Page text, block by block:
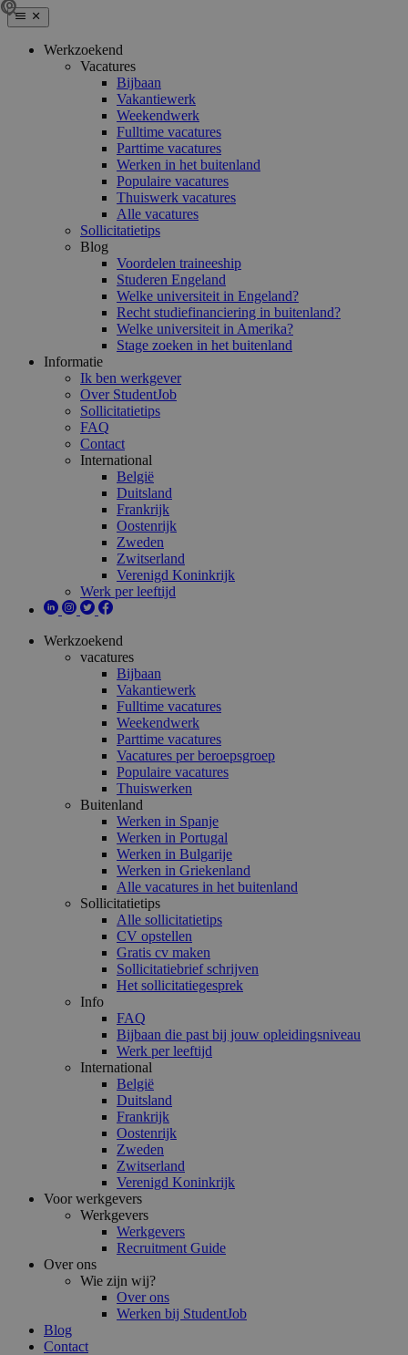
Werkzoekend
Vacatures
Bijbaan
Vakantiewerk
Weekendwerk
Fulltime vacatures
Parttime vacatures
Werken in het buitenland
Populaire vacatures
Thuiswerk vacatures
Alle vacatures
Sollicitatietips
Blog
Voordelen traineeship
Studeren Engeland
Welke universiteit in Engeland?
Recht studiefinanciering in buitenland?
Welke universiteit in Amerika?
Stage zoeken in het buitenland
Informatie
Ik ben werkgever
Over StudentJob
Sollicitatietips
FAQ
Contact
International
België
Duitsland
Frankrijk
Oostenrijk
Zweden
Zwitserland
Verenigd Koninkrijk
Werk per leeftijd
Werkzoekend
vacatures
Bijbaan
Vakantiewerk
Fulltime vacatures
Weekendwerk
Parttime vacatures
Vacatures per beroepsgroep
Populaire vacatures
Thuiswerken
Buitenland
Werken in Spanje
Werken in Portugal
Werken in Bulgarije
Werken in Griekenland
Alle vacatures in het buitenland
Sollicitatietips
Alle sollicitatietips
CV opstellen
Gratis cv maken
Sollicitatiebrief schrijven
Het sollicitatiegesprek
Info
FAQ
Bijbaan die past bij jouw opleidingsniveau
Werk per leeftijd
International
België
Duitsland
Frankrijk
Oostenrijk
Zweden
Zwitserland
Verenigd Koninkrijk
Voor werkgevers
Werkgevers
Werkgevers
Recruitment Guide
Over ons
Wie zijn wij?
Over ons
Werken bij StudentJob
Blog
Contact